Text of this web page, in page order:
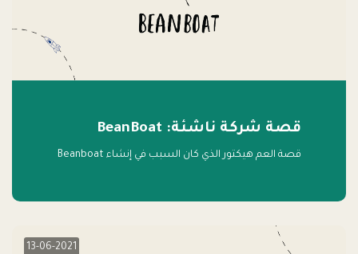
قصة شركة ناشئة: BeanBoat
قصة العم هيكتور الذي كان السبب في إنشاء Beanboat
13-06-2021